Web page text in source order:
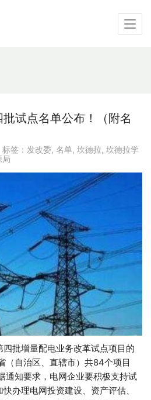
试点名单公布！（附名
签： 发改委, 名单, 坎德拉, 坎德拉学
局
批增量配电业务改革试点项目的
（自治区、直辖市）共84个项目
通知要求，电网企业要积极支持试
办理电网投资建设、资产评估、